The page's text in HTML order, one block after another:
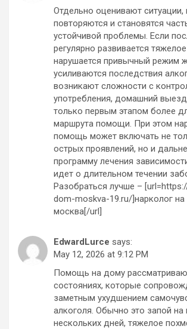
Отдельно оценивают
повторяются и становятся
устойчивой проблемы. Если
регулярно развивается
нарушается привычный режим
усиливаются последствия
возникают сложности с
употребления, домашний
только первым этапом более
маршрута помощи. При этом
помощь может включать не
острых проявлений, но и
программу лечения
идет о длительном течении
Разобраться лучше –
dom-moskva-19.ru/]нарколог
москва[/url]
EdwardLurce says:
May 12, 2026 at 9:12 PM
Помощь на дому
состояниях, которые
заметным ухудшением
алкоголя. Обычно это запой на
нескольких дней, тяжелое